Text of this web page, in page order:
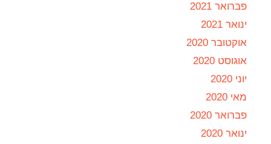
פברואר 2021
ינואר 2021
אוקטובר 2020
אוגוסט 2020
יוני 2020
מאי 2020
פברואר 2020
ינואר 2020